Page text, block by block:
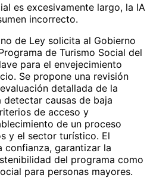
es excesivamente largo, la IA
incorrecto.
de Ley solicita al Gobierno
de Turismo Social del
para el envejecimiento
Se propone una revisión
detallada de la
causas de baja
de acceso y
de un proceso
y el sector turístico. El
confianza, garantizar la
del programa como
para personas mayores.